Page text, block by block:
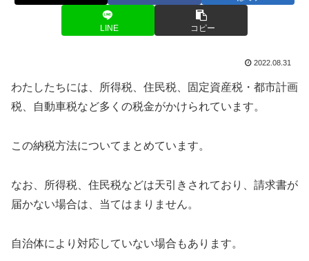
LINE コピー
2022.08.31
わたしたちには、所得税、住民税、固定資産税・都市計画
税、自動車税など多くの税金がかけられています。
この納税方法についてまとめています。
なお、所得税、住民税などは天引きされており、請求書が
届かない場合は、当てはまりません。
自治体により対応していない場合もあります。